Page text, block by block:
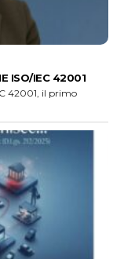
ISO/IEC 42001
42001, il primo